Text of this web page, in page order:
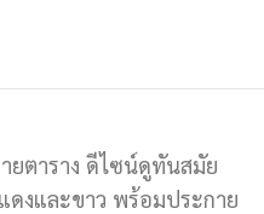
ยตาราง ดีไซน์ดูทันสมัย
ดงและขาว พร้อมประกาย